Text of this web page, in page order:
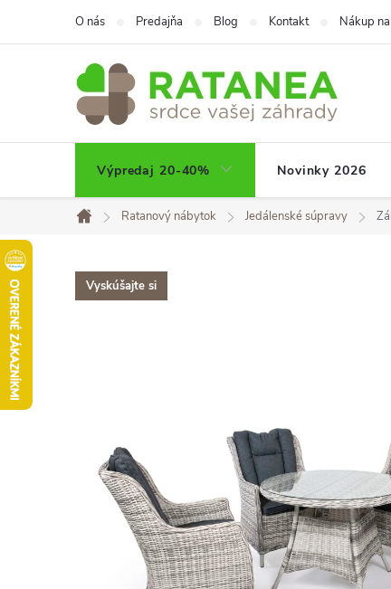
O nás Predajňa Blog Kontakt Nákup
Výpredaj 20-40% Novinky 2026
Domov
Ratanový nábytok Jedálenské súpravy
Vyskúšajte si